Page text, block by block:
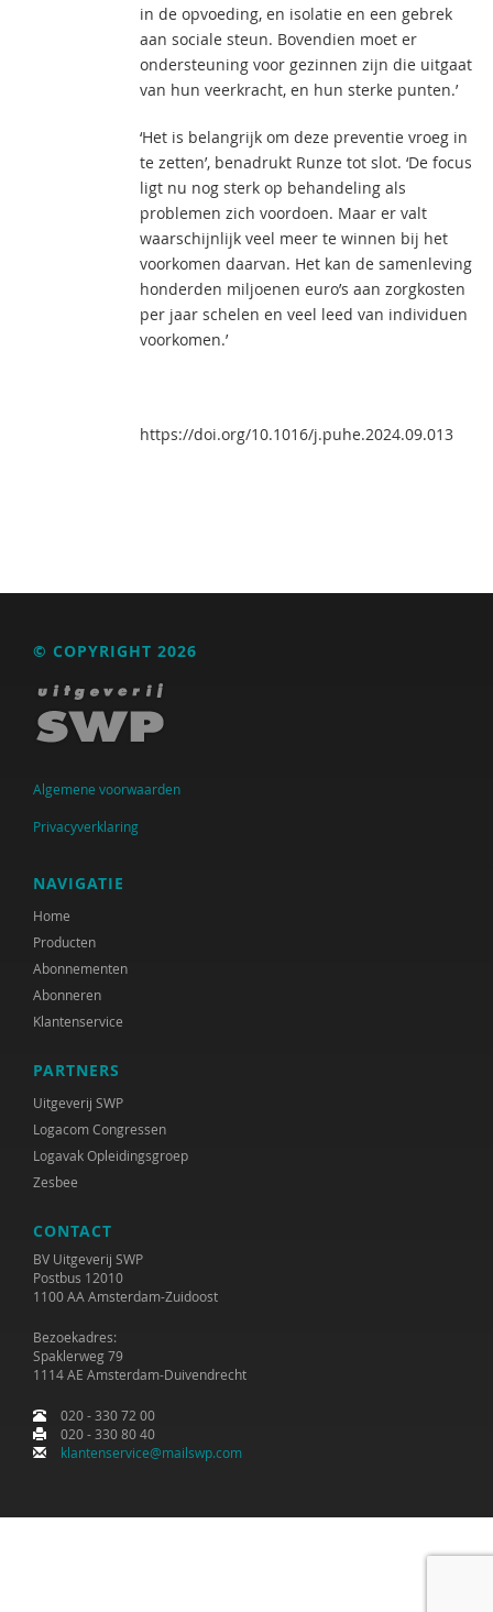
in de opvoeding, en isolatie en een gebrek
aan sociale steun. Bovendien moet er
ondersteuning voor gezinnen zijn die uitgaat
van hun veerkracht, en hun sterke punten.’
‘Het is belangrijk om deze preventie vroeg in
te zetten’, benadrukt Runze tot slot. ‘De focus
ligt nu nog sterk op behandeling als
problemen zich voordoen. Maar er valt
waarschijnlijk veel meer te winnen bij het
voorkomen daarvan. Het kan de samenleving
honderden miljoenen euro’s aan zorgkosten
per jaar schelen en veel leed van individuen
voorkomen.’
https://doi.org/10.1016/j.puhe.2024.09.013
© COPYRIGHT 2026
Algemene voorwaarden
Privacyverklaring
NAVIGATIE
Home
Producten
Abonnementen
Abonneren
Klantenservice
PARTNERS
Uitgeverij SWP
Logacom Congressen
Logavak Opleidingsgroep
Zesbee
CONTACT
BV Uitgeverij SWP
Postbus 12010
1100 AA Amsterdam-Zuidoost
Bezoekadres:
Spaklerweg 79
1114 AE Amsterdam-Duivendrecht
020 - 330 72 00
020 - 330 80 40
klantenservice@mailswp.com